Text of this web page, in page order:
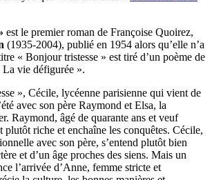
est le premier roman de Françoise Quoirez,
(1935-2004), publié en 1954 alors qu’elle n’a
« Bonjour tristesse » est tiré d’un poème de
vie défigurée ».
», Cécile, lycéenne parisienne qui vient de
avec son père Raymond et Elsa, la
Raymond, âgé de quarante ans et veuf
plutôt riche et enchaîne les conquêtes. Cécile,
avec son père, s’entend plutôt bien
et d’un âge proches des siens. Mais un
l’arrivée d’Anne, femme stricte et